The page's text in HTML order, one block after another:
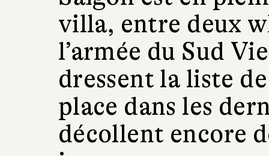
villa, entre deux
l’armée du Sud
dressent la liste
place dans les
décollent encore